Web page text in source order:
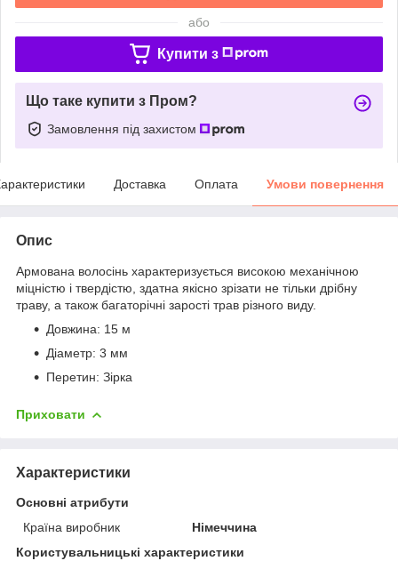
або
Купити з
Що таке купити з Пром?
Замовлення під захистом
Доставка Оплата Умови повернення
Опис
Армована волосінь характеризується високою механічною
міцністю і твердістю, здатна якісно зрізати не тільки дрібну
траву, а також багаторічні зарості трав різного виду.
Довжина: 15 м
Діаметр: 3 мм
Перетин: Зірка
Приховати
Характеристики
Основні атрибути
Країна виробник
Німеччина
Користувальницькі характеристики